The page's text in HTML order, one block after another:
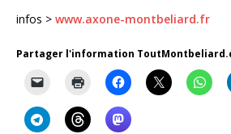
infos > www.axone-montbeliard.fr
Partager l'information